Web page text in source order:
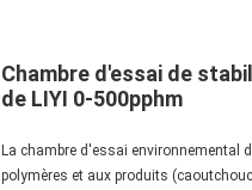
Chambre d'essai de
de LIYI 0-500pphm
La chambre d'essai environnemental
polymères et aux produits